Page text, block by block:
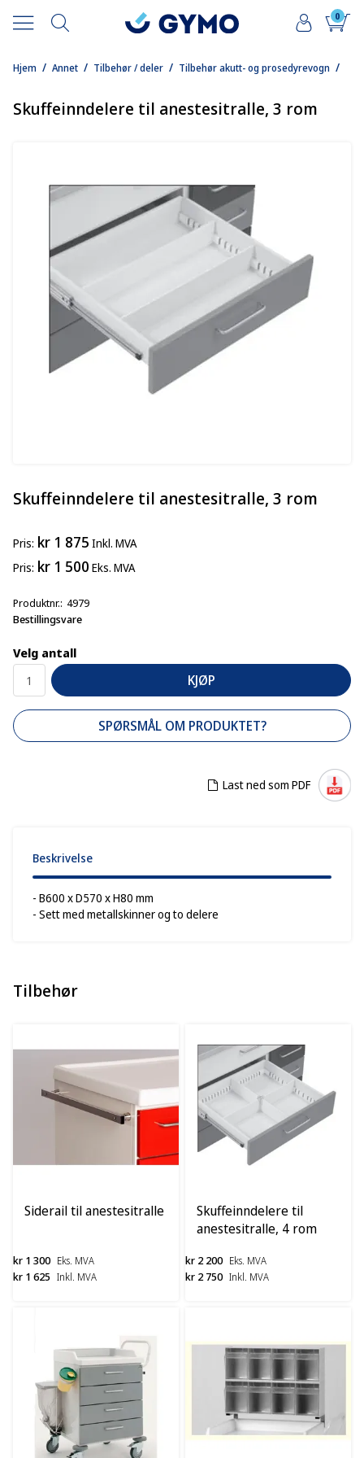
0
/
Hjem /
Annet /
Tilbehør / deler /
Tilbehør akutt- og prosedyrevogn
Skuffeinndelere til anestesitralle, 3 rom
Skuffeinndelere til anestesitralle, 3 rom
Pris kr 1 875 Inkl. MVA
Pris kr 1 500 Eks. MVA
Produktnr. 4979
Bestillingsvare
Velg antall
KJØP
SPØRSMÅL OM PRODUKTET?
Last ned som PDF
Beskrivelse
- B600 x D570 x H80 mm
- Sett med metallskinner og to delere
Tilbehør
Siderail til anestesitralle
kr 1 300 Eks. MVA
kr 1 625 Inkl. MVA
Skuffeinndelere til
anestesitralle, 4 rom
kr 2 200 Eks. MVA
kr 2 750 Inkl. MVA